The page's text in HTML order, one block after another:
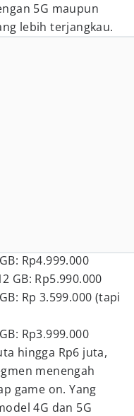
5G maupun
lebih terjangkau.
Rp4.999.000
GB: Rp5.990.000
Rp 3.599.000 (tapi
Rp3.999.000
hingga Rp6 juta,
menengah
game on. Yang
4G dan 5G